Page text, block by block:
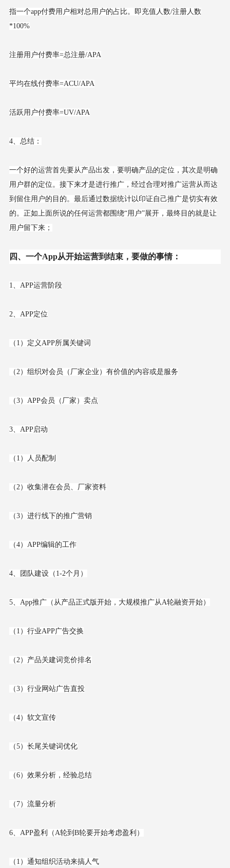
指一个app付费用户相对总用户的占比。即充值人数/注册人数
*100%
注册用户付费率=总注册/APA
平均在线付费率=ACU/APA
活跃用户付费率=UV/APA
4、总结：
一个好的运营首先要从产品出发，要明确产品的定位，其次是明确
用户群的定位。接下来才是进行推广，经过合理对推广运营从而达
到留住用户的目的。最后通过数据统计以印证自己推广是切实有效
的。正如上面所说的任何运营都围绕“用户”展开，最终目的就是让
用户留下来；
四、一个App从开始运营到结束，要做的事情：
1、APP运营阶段
2、APP定位
（1）定义APP所属关键词
（2）组织对会员（厂家企业）有价值的内容或是服务
（3）APP会员（厂家）卖点
3、APP启动
（1）人员配制
（2）收集潜在会员、厂家资料
（3）进行线下的推广营销
（4）APP编辑的工作
4、团队建设（1-2个月）
5、App推广（从产品正式版开始，大规模推广从A轮融资开始）
（1）行业APP广告交换
（2）产品关建词竞价排名
（3）行业网站广告直投
（4）软文宣传
（5）长尾关键词优化
（6）效果分析，经验总结
（7）流量分析
6、APP盈利（A轮到B轮要开始考虑盈利）
（1）通知组织活动来搞人气